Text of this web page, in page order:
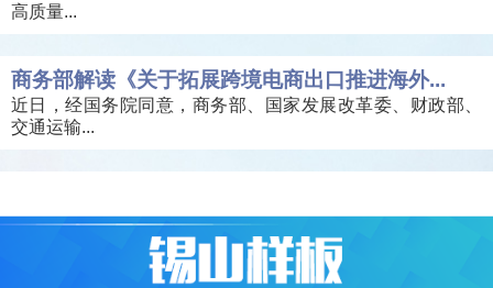
高质量...
商务部解读《关于拓展跨境电商出口推进海外...
近日，经国务院同意，商务部、国家发展改革委、财政部、
交通运输...